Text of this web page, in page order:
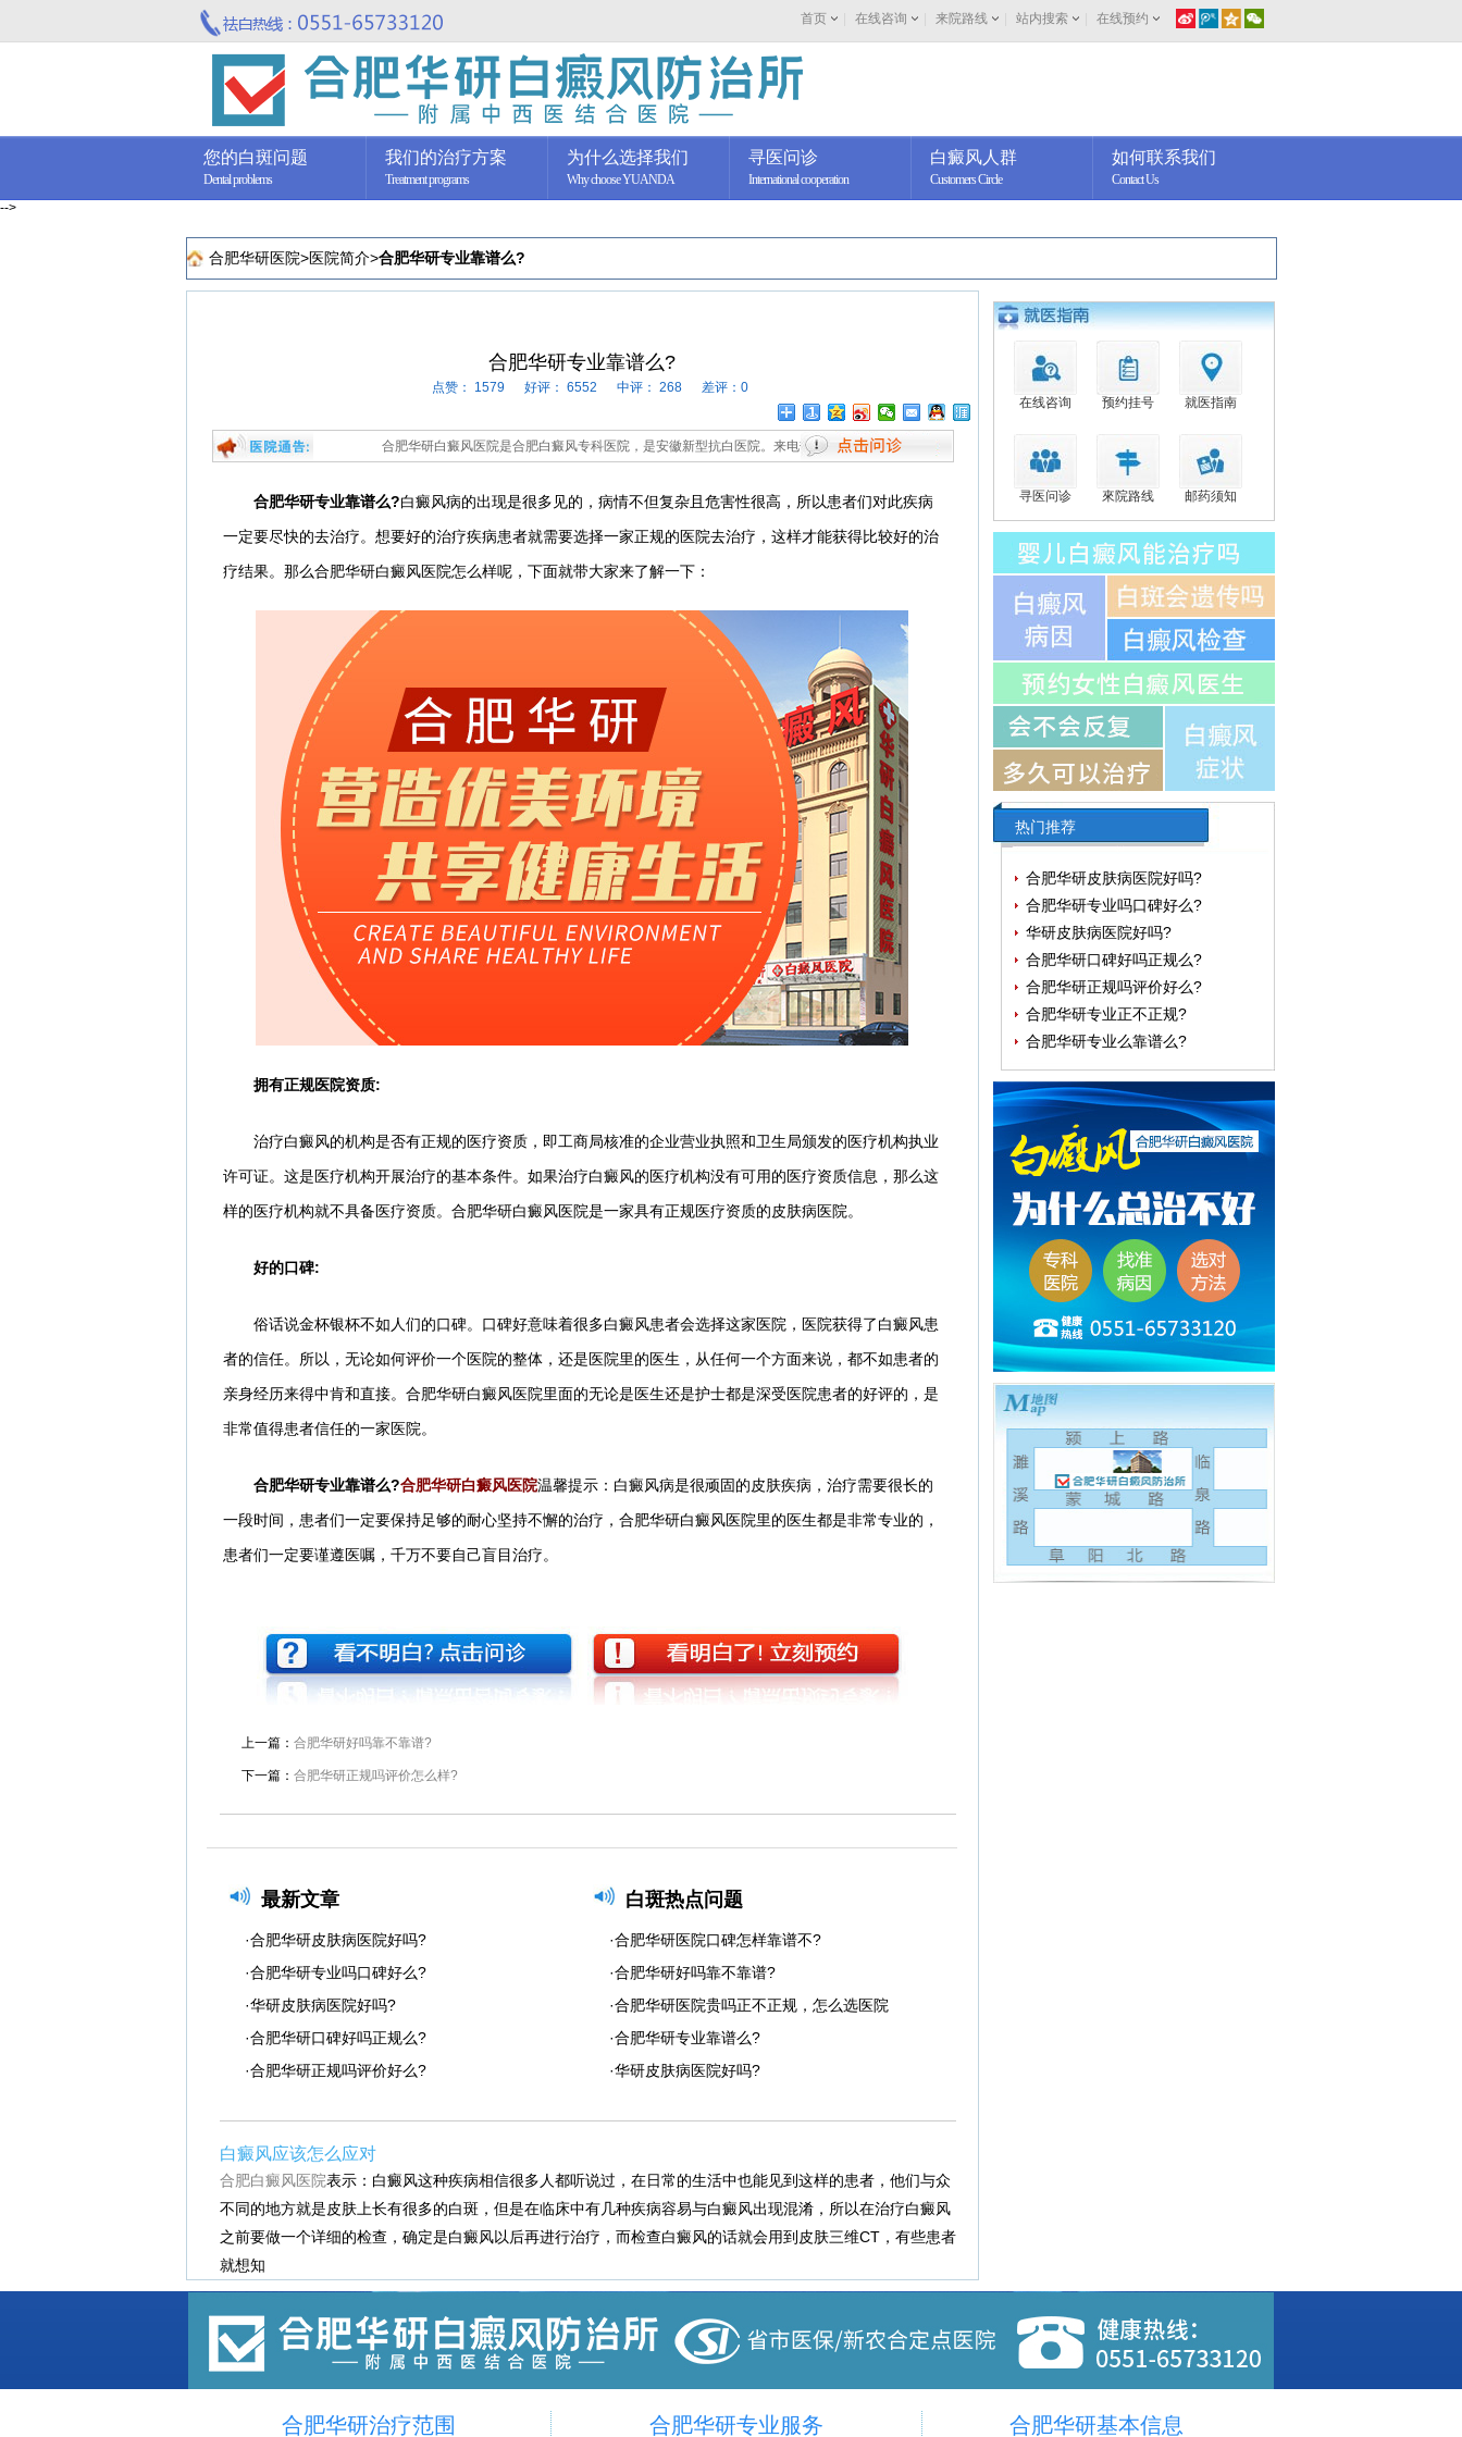
首页 在线咨询 来院路线 站内搜索 在线预约
您的白斑问题
Dental problems
我们的治疗方案
Treatment programs
为什么选择我们
Why choose YUANDA
寻医问诊
International cooperation
白癜风人群
Customers Circle
如何联系我们
Contact Us
-->
合肥华研医院>医院简介>合肥华研专业靠谱么?
合肥华研专业靠谱么?
点赞： 1579 好评： 6552 中评： 268 差评：0
合肥华研白癜风医院是合肥白癜风专科医院，是安徽新型抗白医院。来电热线：0551-65733120。
合肥华研专业靠谱么?白癜风病的出现是很多见的，病情不但复杂且危害性很高，所以患者们对此疾病
一定要尽快的去治疗。想要好的治疗疾病患者就需要选择一家正规的医院去治疗，这样才能获得比较好的治
疗结果。那么合肥华研白癜风医院怎么样呢，下面就带大家来了解一下：
拥有正规医院资质:
治疗白癜风的机构是否有正规的医疗资质，即工商局核准的企业营业执照和卫生局颁发的医疗机构执业
许可证。这是医疗机构开展治疗的基本条件。如果治疗白癜风的医疗机构没有可用的医疗资质信息，那么这
样的医疗机构就不具备医疗资质。合肥华研白癜风医院是一家具有正规医疗资质的皮肤病医院。
好的口碑:
俗话说金杯银杯不如人们的口碑。口碑好意味着很多白癜风患者会选择这家医院，医院获得了白癜风患
者的信任。所以，无论如何评价一个医院的整体，还是医院里的医生，从任何一个方面来说，都不如患者的
亲身经历来得中肯和直接。合肥华研白癜风医院里面的无论是医生还是护士都是深受医院患者的好评的，是
非常值得患者信任的一家医院。
合肥华研专业靠谱么?合肥华研白癜风医院温馨提示：白癜风病是很顽固的皮肤疾病，治疗需要很长的
一段时间，患者们一定要保持足够的耐心坚持不懈的治疗，合肥华研白癜风医院里的医生都是非常专业的，
患者们一定要谨遵医嘱，千万不要自己盲目治疗。
上一篇： 合肥华研好吗靠不靠谱?
下一篇： 合肥华研正规吗评价怎么样?
最新文章
·合肥华研皮肤病医院好吗?
·合肥华研专业吗口碑好么?
·华研皮肤病医院好吗?
·合肥华研口碑好吗正规么?
·合肥华研正规吗评价好么?
白斑热点问题
·合肥华研医院口碑怎样靠谱不?
·合肥华研好吗靠不靠谱?
·合肥华研医院贵吗正不正规，怎么选医院
·合肥华研专业靠谱么?
·华研皮肤病医院好吗?
白癜风应该怎么应对
合肥白癜风医院表示：白癜风这种疾病相信很多人都听说过，在日常的生活中也能见到这样的患者，他们与众
不同的地方就是皮肤上长有很多的白斑，但是在临床中有几种疾病容易与白癜风出现混淆，所以在治疗白癜风
之前要做一个详细的检查，确定是白癜风以后再进行治疗，而检查白癜风的话就会用到皮肤三维CT，有些患者
就想知
在线咨询 预约挂号 就医指南
寻医问诊 來院路线 邮药须知
热门推荐
合肥华研皮肤病医院好吗?
合肥华研专业吗口碑好么?
华研皮肤病医院好吗?
合肥华研口碑好吗正规么?
合肥华研正规吗评价好么?
合肥华研专业正不正规?
合肥华研专业么靠谱么?
合肥华研治疗范围 合肥华研专业服务 合肥华研基本信息